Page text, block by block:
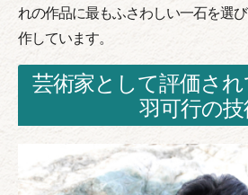
れの作品に最もふさわしい一石を選
作しています。
芸術家として評価さ
羽可行の技